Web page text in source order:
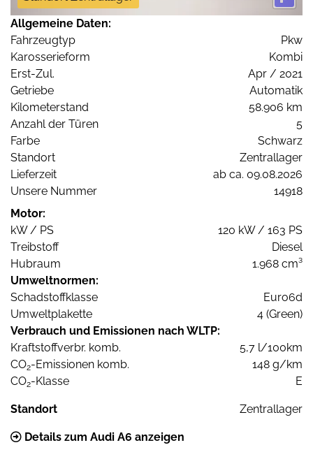
Allgemeine Daten:
Fahrzeugtyp
Pkw
Karosserieform
Kombi
Erst-Zul.
Apr / 2021
Getriebe
Automatik
Kilometerstand
58.906 km
Anzahl der Türen
5
Farbe
Schwarz
Standort
Zentrallager
Lieferzeit
ab ca. 09.08.2026
Unsere Nummer
14918
Motor:
kW / PS
120 kW / 163 PS
Treibstoff
Diesel
Hubraum
1.968 cm³
Umweltnormen:
Schadstoffklasse
Euro6d
Umweltplakette
4 (Green)
Verbrauch und Emissionen nach WLTP:
Kraftstoffverbr. komb.
5,7 l/100km
CO2-Emissionen komb.
148 g/km
CO2-Klasse E
Standort Zentrallager
Details zum Audi A6 anzeigen